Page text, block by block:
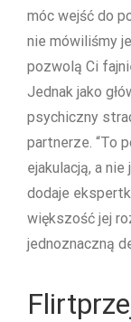
móc wejść do
nie mówiliśmy
pozwolą Ci
Jednak jako
psychiczny
partnerze. “To
ejakulacją, a
dodaje
większość jej
jednoznaczną